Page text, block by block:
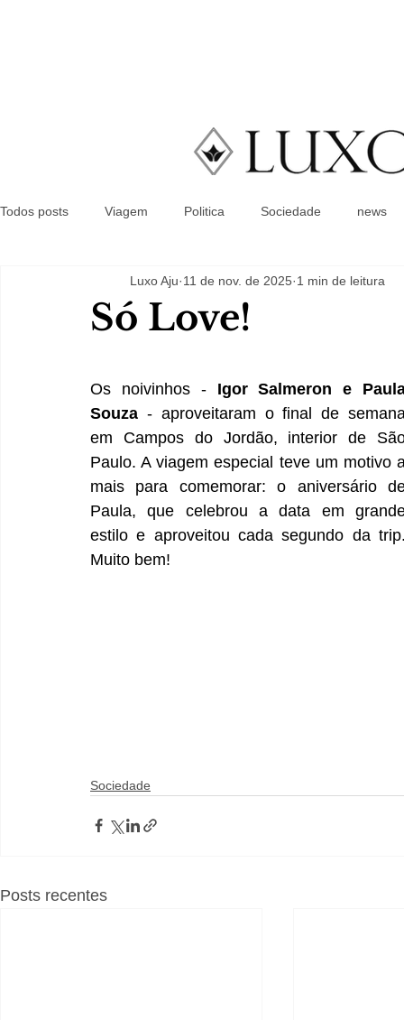
Todos posts Viagem Politica Sociedade news
Só Love!
Luxo Aju 11 de nov. de 2025 1 min de leitura
Os noivinhos - Igor Salmeron e
Souza - aproveitaram o final de
em Campos do Jordão, interior de
Paulo. A viagem especial teve um motivo
mais para comemorar: o aniversário
Paula, que celebrou a data em
estilo e aproveitou cada segundo da
Muito bem!
Sociedade
Posts recentes